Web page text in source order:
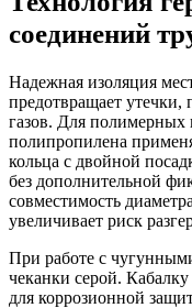
соединений
Надежная изоляция
предотвращает
газов. Для
полипропилена
кольца с двойной
без дополнительной
совместимость
увеличивает риск
При работе с
чеканки серой.
для коррозионной